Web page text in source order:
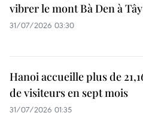
vibrer le mont Bà Den à
31/07/2026 03:30
Hanoi accueille plus de
de visiteurs en sept mois ​
31/07/2026 01:35